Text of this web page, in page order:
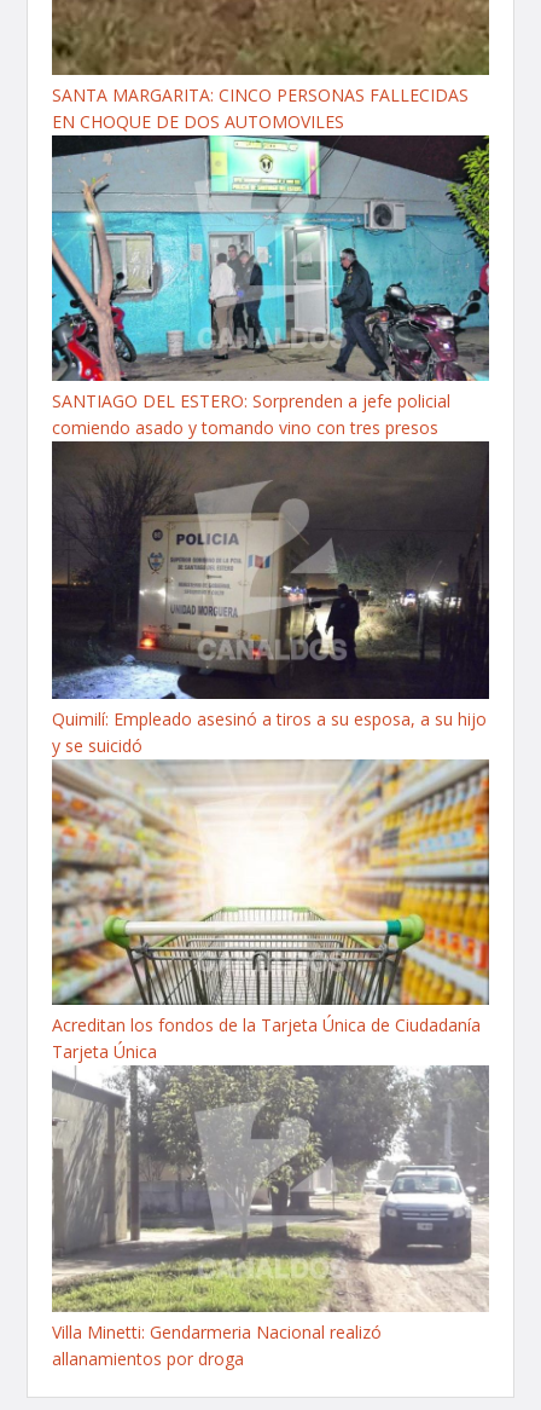
SANTA MARGARITA: CINCO PERSONAS FALLECIDAS
EN CHOQUE DE DOS AUTOMOVILES
SANTIAGO DEL ESTERO: Sorprenden a jefe policial
comiendo asado y tomando vino con tres presos
Quimilí: Empleado asesinó a tiros a su esposa, a su hijo
y se suicidó
Acreditan los fondos de la Tarjeta Única de Ciudadanía
Tarjeta Única
Villa Minetti: Gendarmeria Nacional realizó
allanamientos por droga